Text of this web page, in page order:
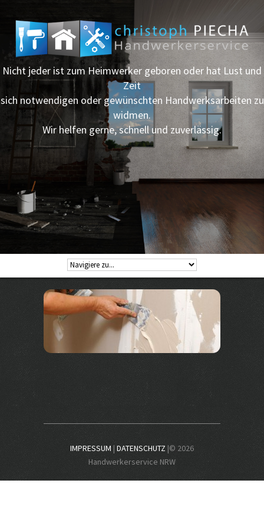
Nicht jeder ist zum Heimwerker geboren oder hat Lust und
Zeit
sich notwendigen oder gewünschten Handwerksarbeiten zu
widmen.
Wir helfen gerne, schnell und zuverlässig.
IMPRESSUM | DATENSCHUTZ |© 2026
Handwerkerservice NRW